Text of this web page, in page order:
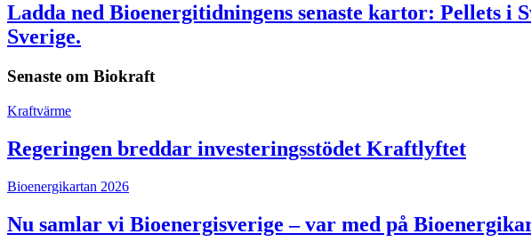
Ladda ned Bioenergitidningens senaste kartor: Pellets
Sverige.
Senaste om Biokraft
Kraftvärme
Regeringen breddar investeringsstödet Kraftlyftet
Bioenergikartan 2026
Nu samlar vi Bioenergisverige – var med på